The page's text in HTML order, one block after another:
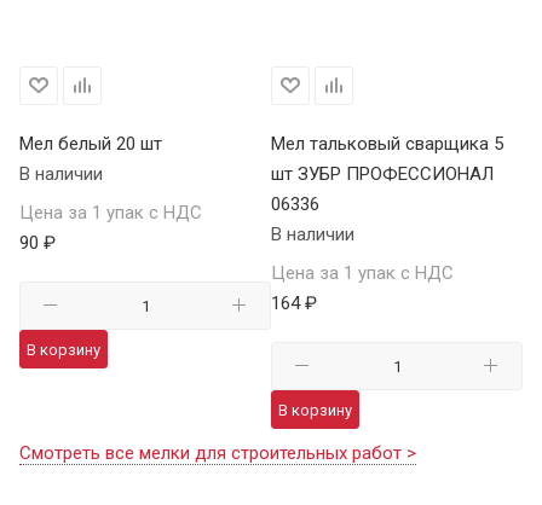
Мел белый 20 шт
В наличии
Цена за 1 упак с НДС
90 ₽
В корзину
Мел тальковый сварщика 5
шт ЗУБР ПРОФЕССИОНАЛ
06336
В наличии
Цена за 1 упак с НДС
164 ₽
В корзину
Смотреть все мелки для строительных работ >